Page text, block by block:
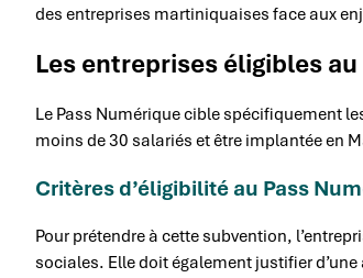
des entreprises martiniquaises face aux
Les entreprises éligibles
Le Pass Numérique cible spécifiquement
moins de 30 salariés et être implantée en
Critères d’éligibilité au Pass
Pour prétendre à cette subvention,
sociales. Elle doit également justifier